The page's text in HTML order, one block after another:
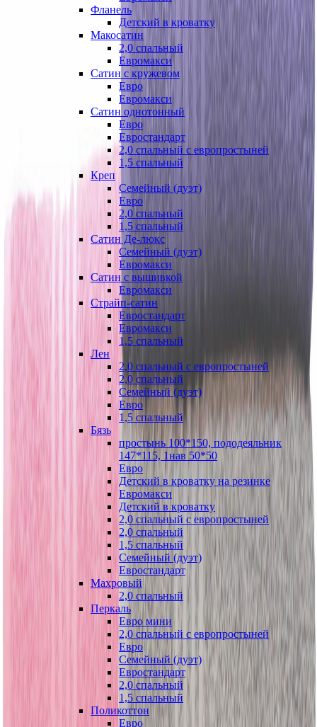
Фланель
Детский в кроватку
Макосатин
2,0 спальный
Евромакси
Сатин с кружевом
Евро
Евромакси
Сатин однотонный
Евро
Евростандарт
2,0 спальный с европростыней
1,5 спальный
Креп
Семейный (дуэт)
Евро
2,0 спальный
1,5 спальный
Сатин Де-люкс
Семейный (дуэт)
Евромакси
Сатин с вышивкой
Евромакси
Страйп-сатин
Евростандарт
Евромакси
1,5 спальный
Лен
2,0 спальный с европростыней
2,0 спальный
Семейный (дуэт)
Евро
1,5 спальный
Бязь
простынь 100*150, пододеяльник
147*115, 1нав 50*50
Евро
Детский в кроватку на резинке
Евромакси
Детский в кроватку
2,0 спальный с европростыней
2,0 спальный
1,5 спальный
Семейный (дуэт)
Евростандарт
Махровый
2,0 спальный
Перкаль
Евро мини
2,0 спальный с европростыней
Евро
Семейный (дуэт)
Евростандарт
2,0 спальный
1,5 спальный
Поликоттон
Евро